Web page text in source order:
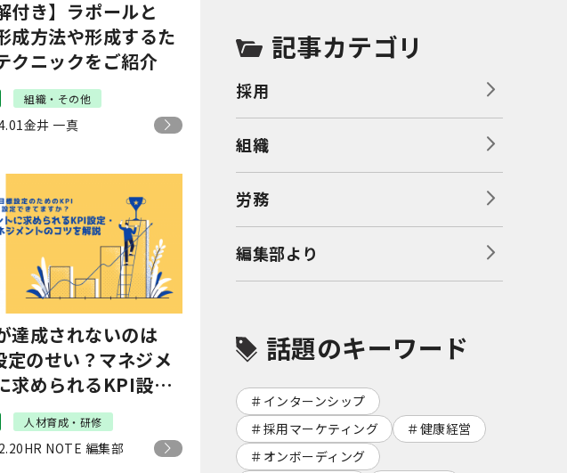
付き】ラポールと
成方法や形成するた
クニックをご紹介
組織・その他
金井 一真
達成されないのは
定のせい？マネジメ
求められるKPI設
マネジメントのコ
説人材育成・研修
HR NOTE 編集部
記事カテゴリ
採用
組織
労務
編集部より
話題のキーワード
インターンシップ
採用マーケティング
健康経営
オンボーディング